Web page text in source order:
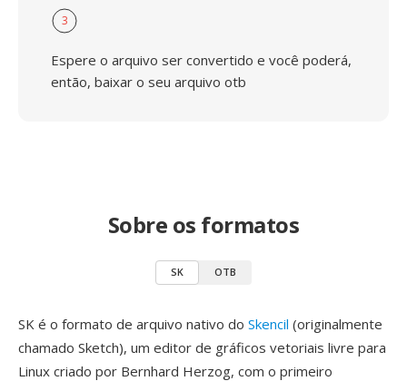
3
Espere o arquivo ser convertido e você poderá,
então, baixar o seu arquivo otb
Sobre os formatos
SK OTB
SK é o formato de arquivo nativo do Skencil (originalmente
chamado Sketch), um editor de gráficos vetoriais livre para
Linux criado por Bernhard Herzog, com o primeiro